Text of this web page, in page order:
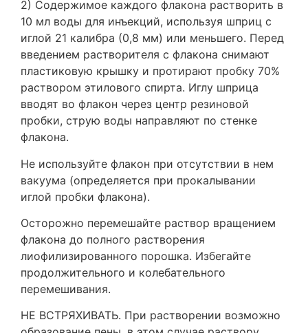
2) Содержимое каждого флакона растворить в
10 мл воды для инъекций, используя шприц с
иглой 21 калибра (0,8 мм) или меньшего. Перед
введением растворителя с флакона снимают
пластиковую крышку и протирают пробку 70%
раствором этилового спирта. Иглу шприца
вводят во флакон через центр резиновой
пробки, струю воды направляют по стенке
флакона.
Не используйте флакон при отсутствии в нем
вакуума (определяется при прокалывании
иглой пробки флакона).
Осторожно перемешайте раствор вращением
флакона до полного растворения
лиофилизированного порошка. Избегайте
продолжительного и колебательного
перемешивания.
НЕ ВСТРЯХИВАТЬ. При растворении возможно